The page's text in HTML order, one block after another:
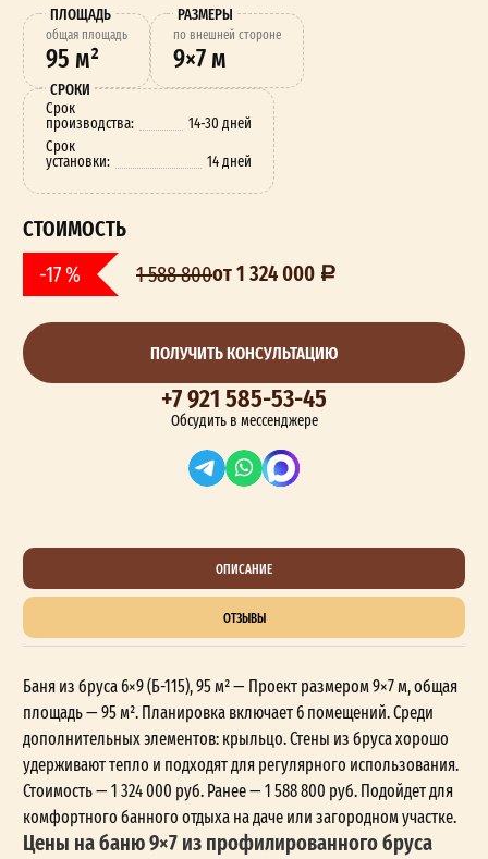
ПЛОЩАДЬ
oбщая площадь
95 м²
РАЗМЕРЫ
по внешней стороне
9×7 м
СРОКИ
Срок
производства:
14-30 дней
Срок
установки: 14 дней
СТОИМОСТЬ
-17 % 1 588 800от 1 324 000
ПОЛУЧИТЬ КОНСУЛЬТАЦИЮ
+7 921 585-53-45
Обсудить в мессенджере
ОПИСАНИЕ
ОТЗЫВЫ
Баня из бруса 6×9 (Б-115), 95 м² — Проект размером 9×7 м, общая
площадь — 95 м². Планировка включает 6 помещений. Среди
дополнительных элементов: крыльцо. Стены из бруса хорошо
удерживают тепло и подходят для регулярного использования.
Стоимость — 1 324 000 руб. Ранее — 1 588 800 руб. Подойдет для
комфортного банного отдыха на даче или загородном участке.
Цены на баню 9×7 из профилированного бруса